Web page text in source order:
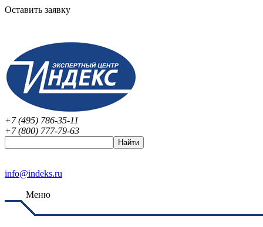
Оставить заявку
+7 (495) 786-35-11
+7 (800) 777-79-63
info@indeks.ru
Меню